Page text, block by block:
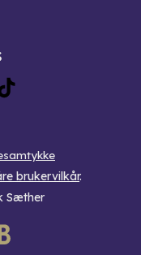
brukervilkår.
Sæther